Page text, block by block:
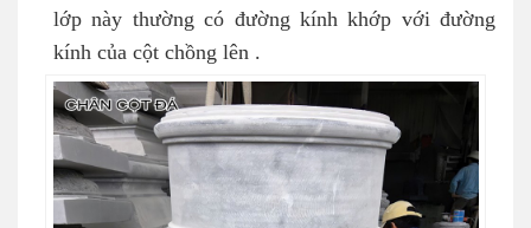
lớp này thường có đường kính khớp với đường
kính của cột chồng lên .